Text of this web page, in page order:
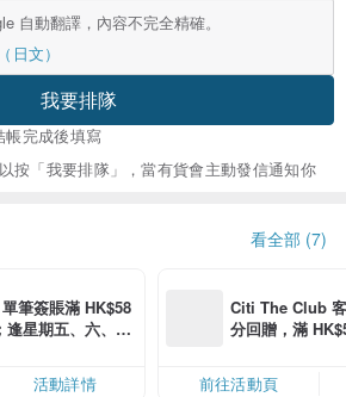
自動翻譯，內容不完全精確。
日文）
我要排隊
帳完成後填寫
按「我要排隊」，當有貨會主動發信通知你
看全部 (7)
筆簽賬滿 HK$58
逢星期五、六、日
限「常用信用
活動詳情
Citi The Club
分回贈，滿
前往活動頁